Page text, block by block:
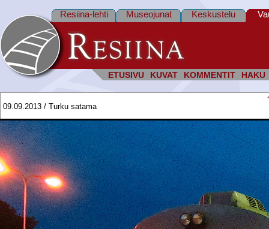
ETUSIVU KUVAT KOMMENTIT HAKU
Resiina-lehti Museojunat Keskustelu
09.09.2013 / Turku satama